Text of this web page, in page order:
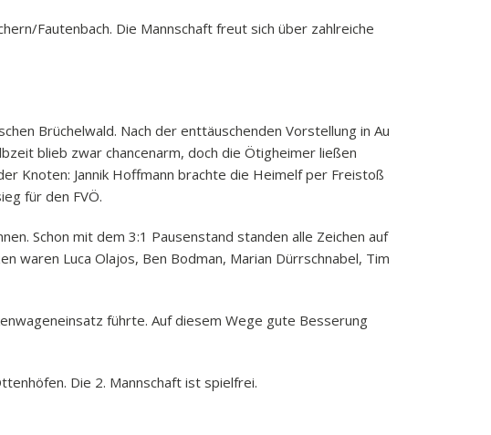
Fautenbach. Die Mannschaft freut sich über zahlreiche
Brüchelwald. Nach der enttäuschenden Vorstellung in Au
blieb zwar chancenarm, doch die Ötigheimer ließen
Knoten: Jannik Hoffmann brachte die Heimelf per Freistoß
für den FVÖ.
Schon mit dem 3:1 Pausenstand standen alle Zeichen auf
waren Luca Olajos, Ben Bodman, Marian Dürrschnabel, Tim
führte. Auf diesem Wege gute Besserung
Die 2. Mannschaft ist spielfrei.